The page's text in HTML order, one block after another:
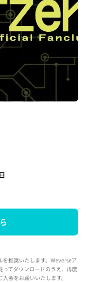
推奨いたします。Weverseア
てダウンロードのうえ、再度
会をお願いいたします。